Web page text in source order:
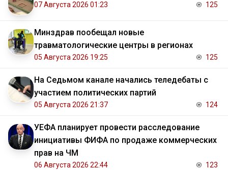
07 Августа 2026 01:23 125
Минздрав пообещал новые
травматологические центры в регионах
05 Августа 2026 19:25 125
На Седьмом канале начались теледебаты с
участием политических партий
05 Августа 2026 21:37 124
УЕФА планирует провести расследование
инициативы ФИФА по продаже коммерческих
прав на ЧМ
06 Августа 2026 22:44 123